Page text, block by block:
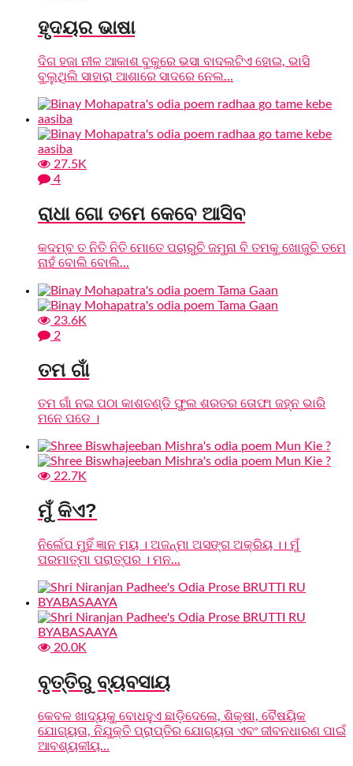
ହୃଦୟର ଭାଷା
ଦିଗ ହଜା ନୀଳ ଆକାଶ ବୁକୁରେ ଭସା ବାଦଲଟିଏ ହୋଇ, ଭାସି
ବୁଲୁଥିଲି ସାହାରା ଆଶାରେ ସାଦରେ ନେଲ...
27.5K
4
ରାଧା ଗୋ ତମେ କେବେ ଆସିବ
କଦମ୍ବ ତ ନିତି ନିତି ମୋତେ ପଚାରୁଚି ଜମୁନା ବି ତମକୁ ଖୋଜୁଚି ତମେ
ନାହଁ ବୋଲି ବୋଲି...
23.6K
2
ତମ ଗାଁ
ତମ ଗାଁ ନଇ ପଠା କାଶତଣ୍ଡି ଫୁଲ ଶରତର ତୋଫା ଜହ୍ନ ଭାରି
ମନେ ପଡେ ।
22.7K
ମୁଁ କିଏ?
ନିର୍ଲେପ ମୁହିଁ ଜ୍ଞାନ ମୟ । ଅଜନ୍ମା ଅସଙ୍ଗ ଅକ୍ରିୟ ।। ମୁଁ
ପରମାତ୍ମା ପରାତ୍ପର । ମନ...
20.0K
ବୃତ୍ତିରୁ ବ୍ୟବସାୟ
କେବଳ ଖାଦ୍ୟକୁ ବୋଧହୁଏ ଛାଡ଼ିଦେଲେ, ଶିକ୍ଷା, ବୈଷୟିକ
ଯୋଗ୍ୟତା, ନିଯୁକ୍ତି ପ୍ରାପ୍ତିର ଯୋଗ୍ୟତା ଏବଂ ଜୀବନଧାରଣ ପାଇଁ
ଆବଶ୍ୟକୀୟ...